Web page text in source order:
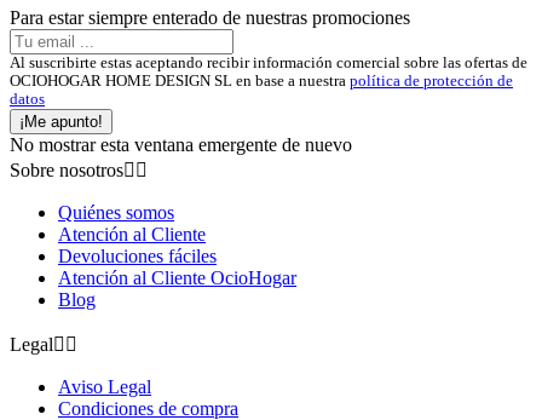
Para estar siempre enterado de nuestras promociones
Al suscribirte estas aceptando recibir información comercial sobre las ofertas de
OCIOHOGAR HOME DESIGN SL en base a nuestra política de protección de
datos
¡Me apunto!
No mostrar esta ventana emergente de nuevo
Sobre nosotros 
Quiénes somos
Atención al Cliente
Devoluciones fáciles
Atención al Cliente OcioHogar
Blog
Legal 
Aviso Legal
Condiciones de compra